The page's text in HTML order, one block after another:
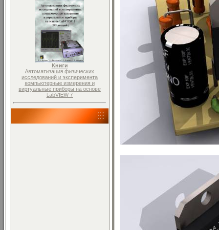
Книги
Автоматизация физических
исследований и эксперимента
компьютерные измерения и
виртуальные приборы на основе
LabVIEW 7